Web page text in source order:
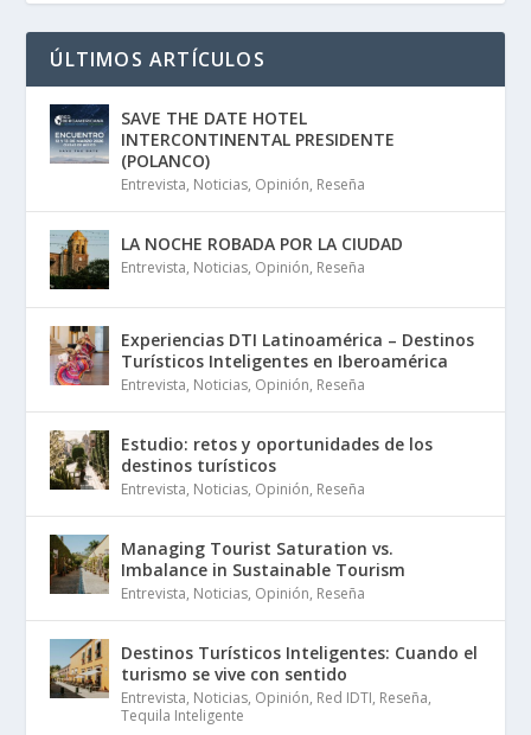
ÚLTIMOS ARTÍCULOS
SAVE THE DATE HOTEL
INTERCONTINENTAL PRESIDENTE
(POLANCO)
Entrevista, Noticias, Opinión, Reseña
LA NOCHE ROBADA POR LA CIUDAD
Entrevista, Noticias, Opinión, Reseña
Experiencias DTI Latinoamérica – Destinos
Turísticos Inteligentes en Iberoamérica
Entrevista, Noticias, Opinión, Reseña
Estudio: retos y oportunidades de los
destinos turísticos
Entrevista, Noticias, Opinión, Reseña
Managing Tourist Saturation vs.
Imbalance in Sustainable Tourism
Entrevista, Noticias, Opinión, Reseña
Destinos Turísticos Inteligentes: Cuando el
turismo se vive con sentido
Entrevista, Noticias, Opinión, Red IDTI, Reseña,
Tequila Inteligente